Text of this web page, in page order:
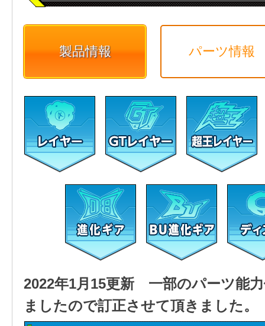
製品情報 パーツ情報
2022年1月15更新 一部のパーツ能
ましたので訂正させて頂きました。